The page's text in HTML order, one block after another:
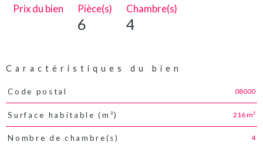
Prix du bien Pièce(s)
6
Chambre(s)
4
Caractéristiques du bien
Caractéristiques Valeurs
Code postal 08000
Surface habitable (m²) 216 m²
Nombre de chambre(s) 4